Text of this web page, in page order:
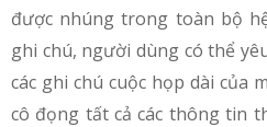
được nhúng trong toàn bộ
ghi chú, người dùng có thể
các ghi chú cuộc họp dài của
cô đọng tất cả các thông tin